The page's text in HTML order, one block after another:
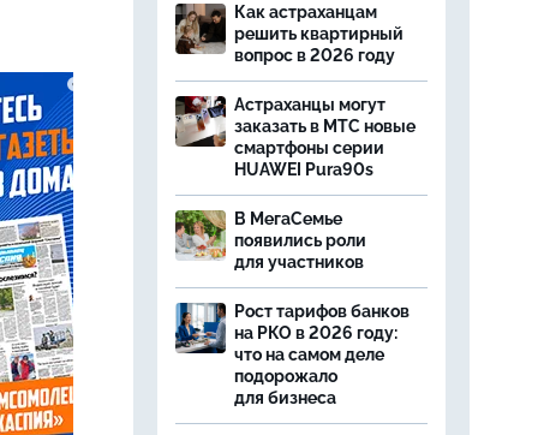
Как астраханцам
решить квартирный
вопрос в 2026 году
Астраханцы могут
заказать в МТС новые
смартфоны серии
HUAWEI Pura90s
В МегаСемье
появились роли
для участников
Рост тарифов банков
на РКО в 2026 году:
что на самом деле
подорожало
для бизнеса